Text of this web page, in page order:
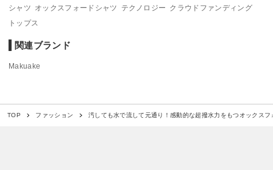
シャツ オックスフォードシャツ テクノロジー クラウドファンディング
トップス
関連ブランド
Makuake
TOP ファッション 汚しても水で流して元通り！感動的な超撥水力をもつオックスフ